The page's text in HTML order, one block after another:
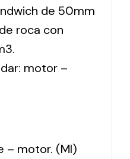
de 50mm
roca con
motor –
– motor. (MI)